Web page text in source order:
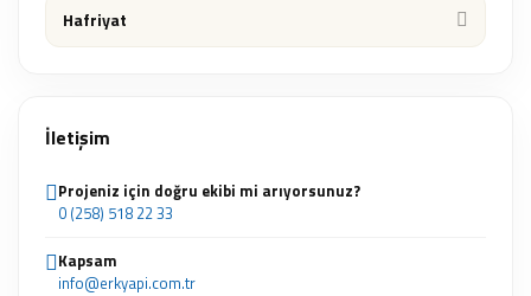
Hafriyat
İletişim
Projeniz için doğru ekibi mi arıyorsunuz?
0 (258) 518 22 33
Kapsam
info@erkyapi.com.tr